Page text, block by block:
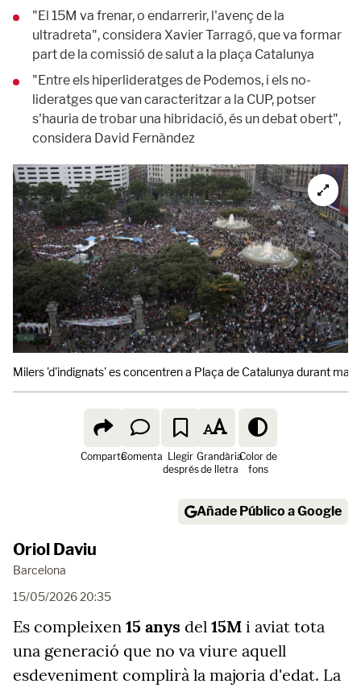
"El 15M va frenar, o endarrerir, l'avenç de la
ultradreta", considera Xavier Tarragó, que va formar
part de la comissió de salut a la plaça Catalunya
"Entre els hiperlideratges de Podemos, i els no-
lideratges que van caracteritzar a la CUP, potser
s'hauria de trobar una hibridació, és un debat obert",
considera David Fernàndez
Milers 'd'indignats' es concentren a Plaça de Catalunya durant maig
ComparteComenta Llegir
després
Grandària
de lletra
Color de
fons
Añade Público a Google
Oriol Daviu
Barcelona
15/05/2026 20:35
Es compleixen 15 anys del 15M i aviat tota
una generació que no va viure aquell
esdeveniment complirà la majoria d'edat. La